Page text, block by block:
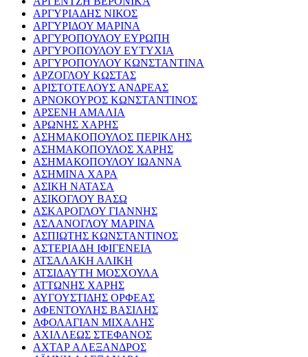
ΑΡΓΥΡΙΑΔΗΣ ΝΙΚΟΣ
ΑΡΓΥΡΙΔΟΥ ΜΑΡΙΝΑ
ΑΡΓΥΡΟΠΟΥΛΟΥ ΕΥΡΩΠΗ
ΑΡΓΥΡΟΠΟΥΛΟΥ ΕΥΤΥΧΙΑ
ΑΡΓΥΡΟΠΟΥΛΟΥ ΚΩΝΣΤΑΝΤΙΝΑ
ΑΡΖΟΓΛΟΥ ΚΩΣΤΑΣ
ΑΡΙΣΤΟΤΕΛΟΥΣ ΑΝΔΡΕΑΣ
ΑΡΝΟΚΟΥΡΟΣ ΚΩΝΣΤΑΝΤΙΝΟΣ
ΑΡΣΕΝΗ ΑΜΑΛΙΑ
ΑΡΩΝΗΣ ΧΑΡΗΣ
ΑΣΗΜΑΚΟΠΟΥΛΟΣ ΠΕΡΙΚΛΗΣ
ΑΣΗΜΑΚΟΠΟΥΛΟΣ ΧΑΡΗΣ
ΑΣΗΜΑΚΟΠΟΥΛΟΥ ΙΩΑΝΝΑ
ΑΣΗΜΙΝΑ ΧΑΡΑ
ΑΣΙΚΗ ΝΑΤΑΣΑ
ΑΣΙΚΟΓΛΟΥ ΒΑΣΩ
ΑΣΚΑΡΟΓΛΟΥ ΓΙΑΝΝΗΣ
ΑΣΛΑΝΟΓΛΟΥ ΜΑΡΙΝΑ
ΑΣΠΙΩΤΗΣ ΚΩΝΣΤΑΝΤΙΝΟΣ
ΑΣΤΕΡΙΑΔΗ ΙΦΙΓΕΝΕΙΑ
ΑΤΣΑΛΑΚΗ ΑΛΙΚΗ
ΑΤΣΙΔΑΥΤΗ ΜΟΣΧΟΥΛΑ
ΑΤΤΩΝΗΣ ΧΑΡΗΣ
ΑΥΓΟΥΣΤΙΔΗΣ ΟΡΦΕΑΣ
ΑΦΕΝΤΟΥΛΗΣ ΒΑΣΙΛΗΣ
ΑΦΟΛΑΓΙΑΝ ΜΙΧΑΛΗΣ
ΑΧΙΛΛΕΩΣ ΣΤΕΦΑΝΟΣ
ΑΧΤΑΡ ΑΛΕΞΑΝΔΡΟΣ